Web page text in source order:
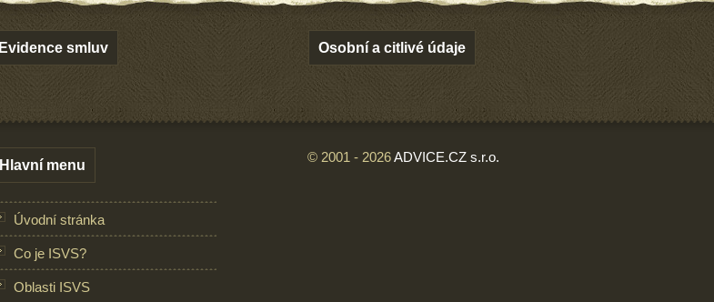
Evidence smluv Osobní a citlivé údaje
Hlavní menu
Úvodní stránka
Co je ISVS?
Oblasti ISVS
© 2001 - 2026ADVICE.CZ s.r.o.